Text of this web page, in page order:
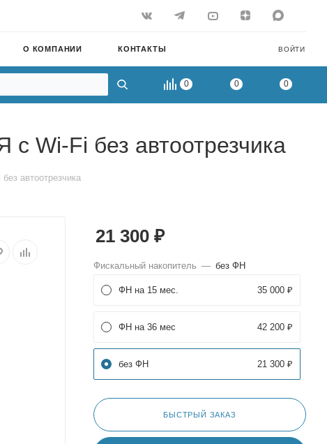
ВОЙТИ
О КОМПАНИИ КОНТАКТЫ
0 0 0
Wi-Fi без автоотрезчика
автоотрезчика
21 300 ₽
Фискальный накопитель — без ФН
ФН на 15 мес. 35 000 ₽
ФН на 36 мес 42 200 ₽
без ФН 21 300 ₽
БЫСТРЫЙ ЗАКАЗ